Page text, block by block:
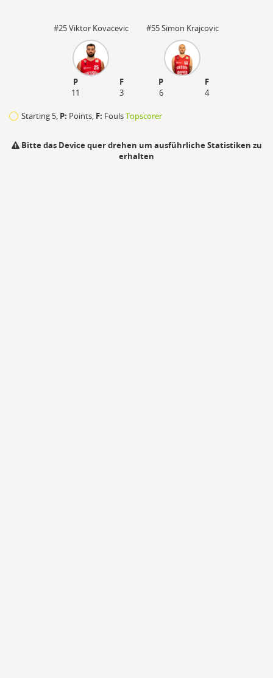
#25 Viktor Kovacevic
P
F
11
3
#55 Simon Krajcovic
P
F
6
4
Starting 5, P: Points, F: FoulsTopscorer
Bitte das Device quer drehen um ausführliche Statistiken zu
erhalten